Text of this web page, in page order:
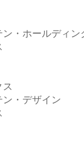
・ホールディン
・デザイン